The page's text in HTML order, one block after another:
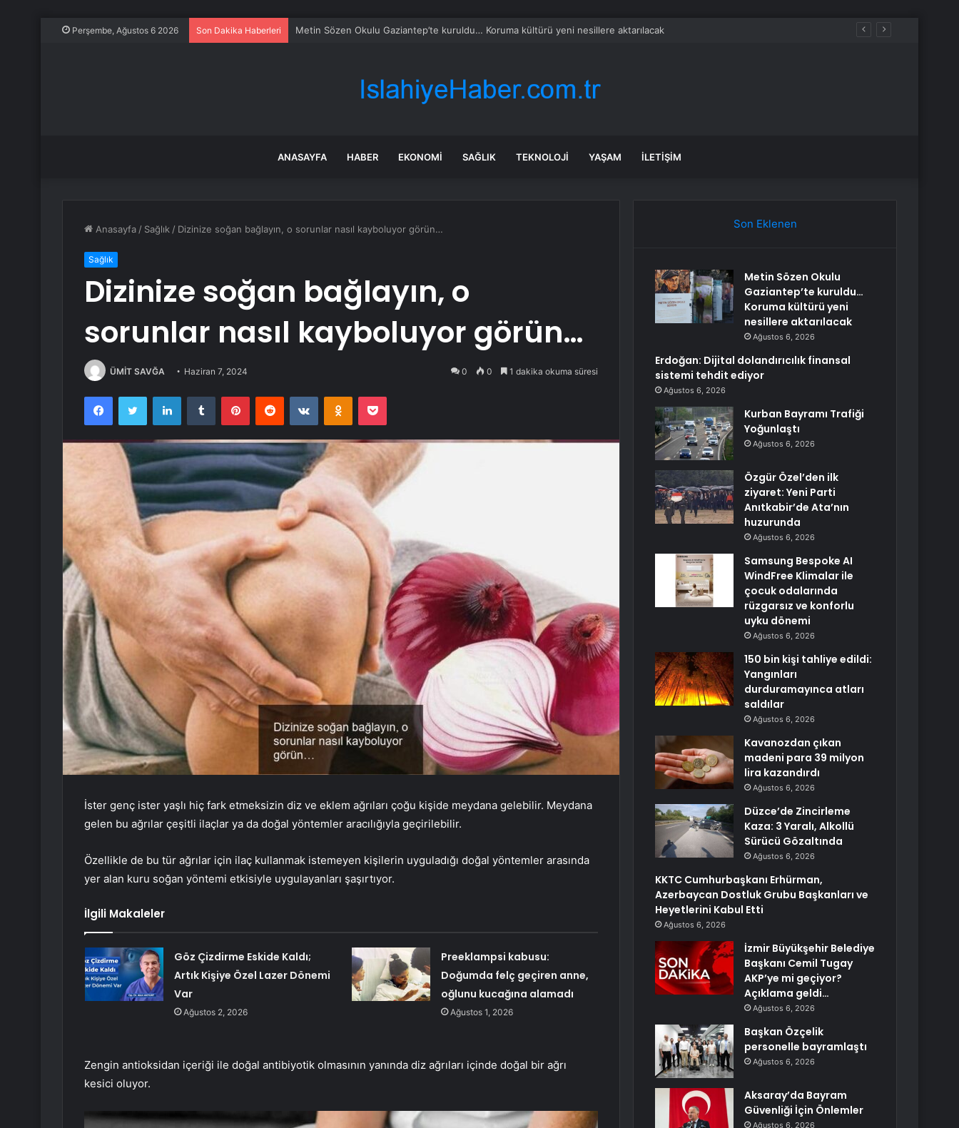
Perşembe, Ağustos 6 2026 Son Dakika Haberleri Erdoğan: Dijital dolandırıcılık finansal sistemi tehdit ediyor
ANASAYFA HABER EKONOMI SAĞLIK TEKNOLOJI YAŞAM İLETIŞIM
Anasayfa / Sağlık / Dizinize soğan bağlayın, o sorunlar nasıl kayboluyor görün…
Sağlık
Dizinize soğan bağlayın, o
sorunlar nasıl kayboluyor görün…
ÜMİT SAVĞA Haziran 7, 2024 0 0 1 dakika okuma süresi
FacebookTwitter LinkedInTumblr PinterestReddit VKontakteOdnoklassniki
Pocket
İster genç ister yaşlı hiç fark etmeksizin diz ve eklem ağrıları çoğu kişide meydana gelebilir. Meydana
gelen bu ağrılar çeşitli ilaçlar ya da doğal yöntemler aracılığıyla geçirilebilir.
Özellikle de bu tür ağrılar için ilaç kullanmak istemeyen kişilerin uyguladığı doğal yöntemler arasında
yer alan kuru soğan yöntemi etkisiyle uygulayanları şaşırtıyor.
İlgili Makaleler
Göz Çizdirme Eskide Kaldı;
Artık Kişiye Özel Lazer Dönemi
Var
Ağustos 2, 2026
Preeklampsi kabusu:
Doğumda felç geçiren anne,
oğlunu kucağına alamadı
Ağustos 1, 2026
Zengin antioksidan içeriği ile doğal antibiyotik olmasının yanında diz ağrıları içinde doğal bir ağrı
kesici oluyor.
Son Eklenen
Metin Sözen Okulu
Gaziantep’te kuruldu…
Koruma kültürü yeni
nesillere aktarılacak
Ağustos 6, 2026
Erdoğan: Dijital dolandırıcılık finansal
sistemi tehdit ediyor
Ağustos 6, 2026
Kurban Bayramı Trafiği
Yoğunlaştı
Ağustos 6, 2026
Özgür Özel’den ilk
ziyaret: Yeni Parti
Anıtkabir’de Ata’nın
huzurunda
Ağustos 6, 2026
Samsung Bespoke AI
WindFree Klimalar ile
çocuk odalarında
rüzgarsız ve konforlu
uyku dönemi
Ağustos 6, 2026
150 bin kişi tahliye edildi:
Yangınları
durduramayınca atları
saldılar
Ağustos 6, 2026
Kavanozdan çıkan
madeni para 39 milyon
lira kazandırdı
Ağustos 6, 2026
Düzce’de Zincirleme
Kaza: 3 Yaralı, Alkollü
Sürücü Gözaltında
Ağustos 6, 2026
KKTC Cumhurbaşkanı Erhürman,
Azerbaycan Dostluk Grubu Başkanları ve
Heyetlerini Kabul Etti
Ağustos 6, 2026
İzmir Büyükşehir Belediye
Başkanı Cemil Tugay
AKP’ye mi geçiyor?
Açıklama geldi…
Ağustos 6, 2026
Başkan Özçelik
personelle bayramlaştı
Ağustos 6, 2026
Aksaray’da Bayram
Güvenliği İçin Önlemler
Ağustos 6, 2026